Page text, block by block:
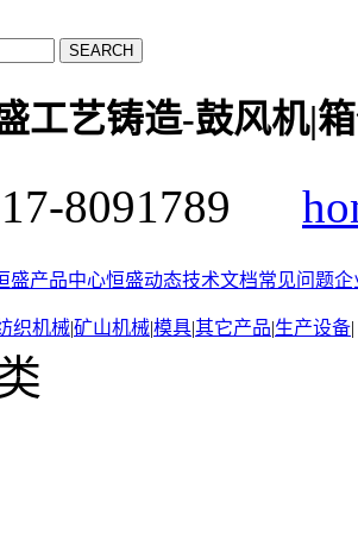
工艺铸造-鼓风机|
8091789
盛产品中心恒盛动态技术文档常见问题企
织机械|矿山机械|模具|其它产品|生产设备|